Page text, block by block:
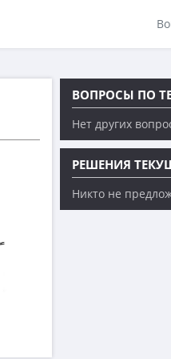
ВОПРОСЫ ПО
Нет других
РЕШЕНИЯ
Никто не